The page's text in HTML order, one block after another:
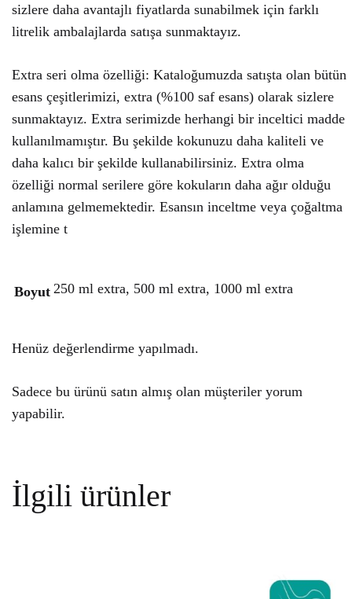
sizlere daha avantajlı fiyatlarda sunabilmek için farklı
litrelik ambalajlarda satışa sunmaktayız.
Extra seri olma özelliği: Kataloğumuzda satışta olan bütün
esans çeşitlerimizi, extra (%100 saf esans) olarak sizlere
sunmaktayız. Extra serimizde herhangi bir inceltici madde
kullanılmamıştır. Bu şekilde kokunuzu daha kaliteli ve
daha kalıcı bir şekilde kullanabilirsiniz. Extra olma
özelliği normal serilere göre kokuların daha ağır olduğu
anlamına gelmemektedir. Esansın inceltme veya çoğaltma
işlemine t
Boyut 250 ml extra, 500 ml extra, 1000 ml extra
Henüz değerlendirme yapılmadı.
Sadece bu ürünü satın almış olan müşteriler yorum
yapabilir.
İlgili ürünler